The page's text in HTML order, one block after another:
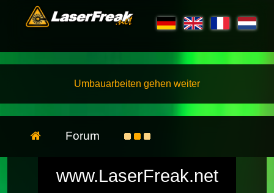
Umbauarbeiten gehen weiter
Forum
www.LaserFreak.net